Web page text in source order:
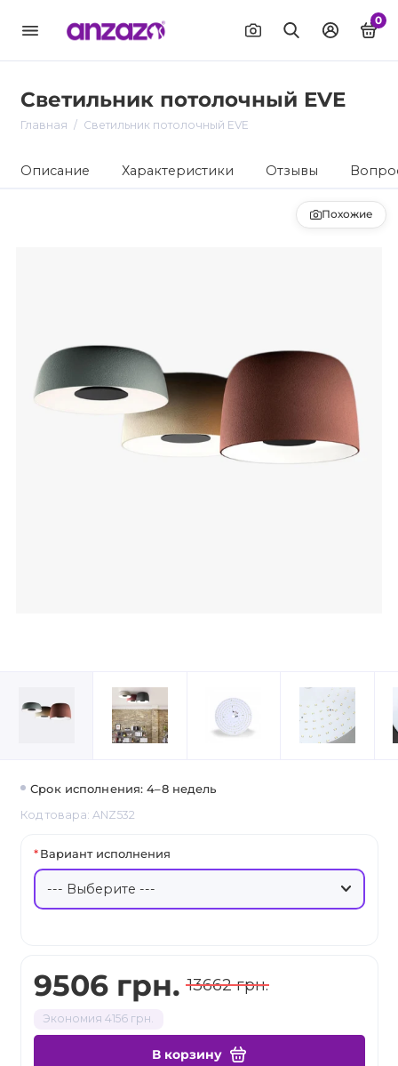
0
Светильник потолочный EVE
Главная Светильник потолочный EVE
Описание Характеристики Отзывы
Похожие
Срок исполнения: 4–8 недель
Код товара: ANZ532
9506 грн. 13662 грн.
Экономия 4156 грн.
В корзину
Вариант исполнения